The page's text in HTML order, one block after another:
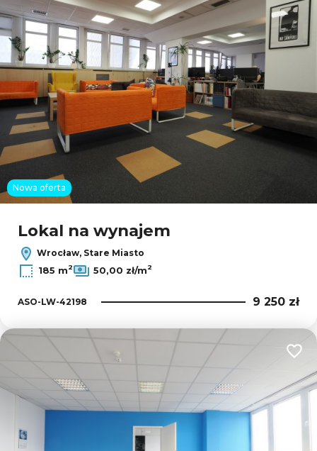
Nowa oferta
Lokal na wynajem
Wrocław, Stare Miasto
185 m2 50,00 zł/m2
ASO-LW-42198 9 250 zł